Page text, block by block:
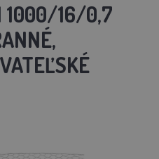
1000/16/0,7